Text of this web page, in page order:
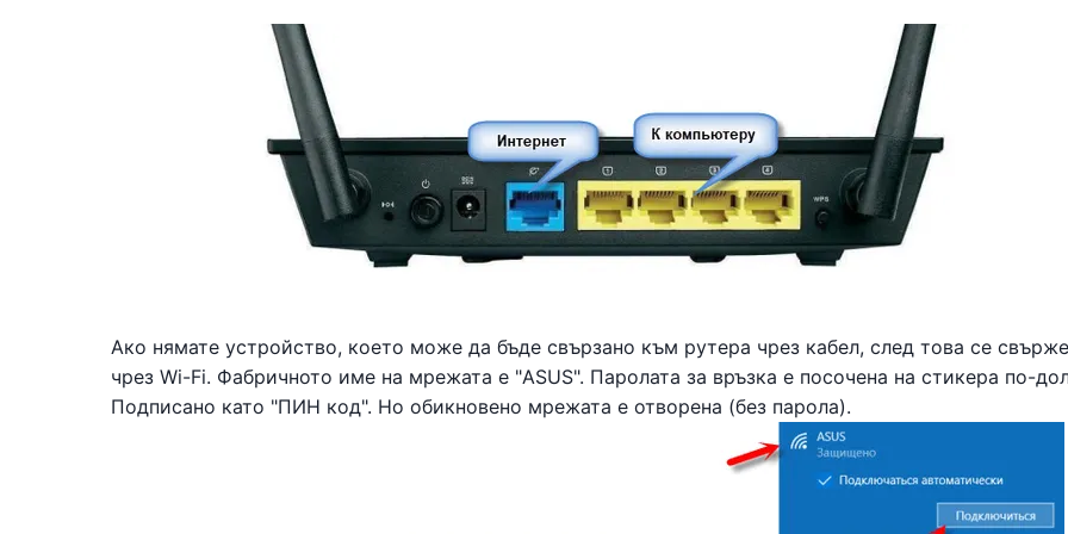
Ако нямате устройство, което може да бъде свързано към рутера чрез кабел, след това се
чрез Wi-Fi. Фабричното име на мрежата е "ASUS". Паролата за връзка е посочена на стикера по-
Подписано като "ПИН код". Но обикновено мрежата е отворена (без парола).